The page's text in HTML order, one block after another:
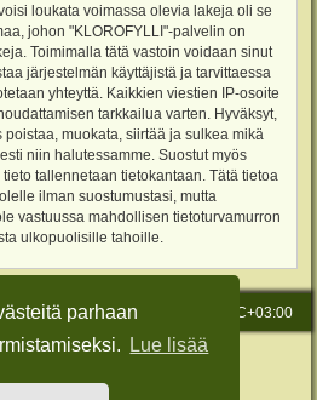
parhaan
Lue lisää
loukata voimassa olevia lakeja oli se
johon "KLOROFYLLI"-palvelin on
Toimimalla tätä vastoin voidaan sinut
järjestelmän käyttäjistä ja tarvittaessa
yhteyttä. Kaikkien viestien IP-osoite
tarkkailua varten. Hyväksyt,
poistaa, muokata, siirtää ja sulkea mikä
niin halutessamme. Suostut myös
tallennetaan tietokantaan. Tätä tietoa
ilman suostumustasi, mutta
vastuussa mahdollisen tietoturvamurron
ulkopuolisille tahoille.
Kaikki ajat ovat UTC+03:00
Ylläpidolle
® Forum Software © phpBB Limited